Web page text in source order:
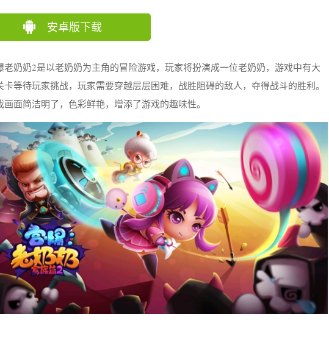
安卓版下载
老奶奶2是以老奶奶为主角的冒险游戏，玩家将扮演成一位老奶奶，游戏中有大
卡等待玩家挑战，玩家需要穿越层层困难，战胜阻碍的敌人，夺得战斗的胜利。
画面简洁明了，色彩鲜艳，增添了游戏的趣味性。